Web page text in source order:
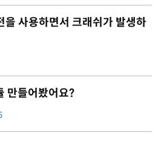
사용하면서 크래쉬가 발생하
만들어봤어요?